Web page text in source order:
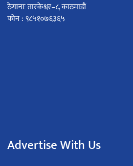
ठेगानाः तारकेश्वर–८, काठमाडौं
फोन : ९८५१०७६३६५
Advertise With Us